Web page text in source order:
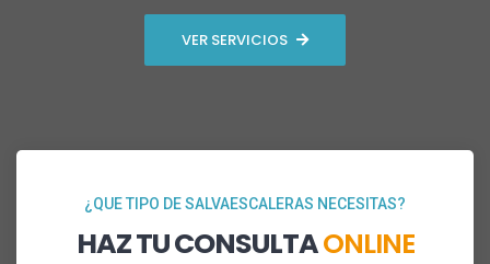
VER SERVICIOS
¿QUE TIPO DE SALVAESCALERAS NECESITAS?
HAZ TU CONSULTAONLINE